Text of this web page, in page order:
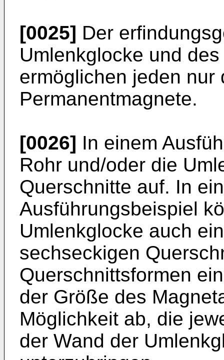
[0025] Der
Umlenkglocke und
ermöglichen jeden
Permanentmagnete.
[0026] In einem
Rohr und/oder die
Querschnitte auf. In
Ausführungsbeispiel
Umlenkglocke auch
sechseckigen
Querschnittsformen
der Größe des
Möglichkeit ab, die
der Wand der